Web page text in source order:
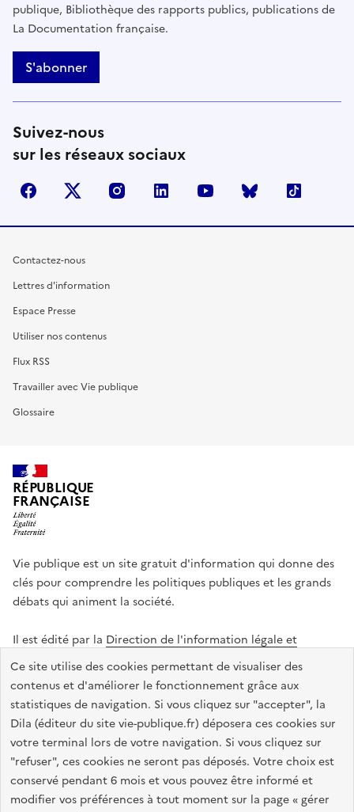
Ce site utilise des cookies permettant de visualiser des
contenus et d'améliorer le fonctionnement grâce aux
statistiques de navigation. Si vous cliquez sur "accepter", la
Dila (éditeur du site vie-publique.fr) déposera ces cookies sur
votre terminal lors de votre navigation. Si vous cliquez sur
"refuser", ces cookies ne seront pas déposés. Votre choix est
conservé pendant 6 mois et vous pouvez être informé et
modifier vos préférences à tout moment sur la page « gérer
publique, Bibliothèque des rapports publics, publications de
La Documentation française.
S'abonner
Suivez-nous
sur les réseaux sociaux
facebook X (anciennement Twitter)
instagramlinkedin youtube Bluesky
Contactez-nous
Lettres d'information
Espace Presse
Utiliser nos contenus
Flux RSS
Travailler avec Vie publique
Glossaire
RÉPUBLIQUE
FRANÇAISE
Vie publique est un site gratuit d'information qui donne des
clés pour comprendre les politiques publiques et les grands
débats qui animent la société.
Il est édité par la Direction de l'information légale et
administrative
legifrance.gouv.fr info.gouv.fr
data.gouv.fr
service-public.gouv.fr
Accessibilité : totalement conforme Données personnelles